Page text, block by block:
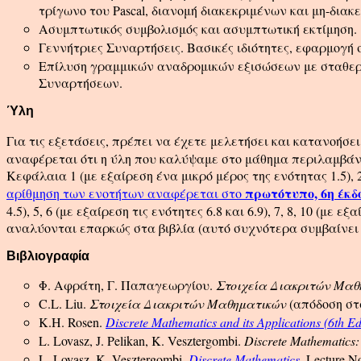
τρίγωνο του Pascal, διανομή διακεκριμένων και μη-
Ασυμπτωτικός συμβολισμός και ασυμπτωτική εκτίμηση.
Γεννήτριες Συναρτήσεις. Βασικές ιδιότητες,
Επίλυση γραμμικών αναδρομικών εξισώσεων με
Συναρτήσεων.
Ύλη
Για τις εξετάσεις, πρέπει να έχετε μελετήσει και
αναφέρεται ότι η ύλη που καλύψαμε στο μάθημα
Κεφάλαια 1 (με εξαίρεση ένα μικρό μέρος της ενότητας 1.5),
αρίθμηση των ενοτήτων αναφέρεται στοπρωτότυπο, 6η
4.5), 5, 6 (με εξαίρεση τις ενότητες 6.8 και 6.9), 7, 8, 10 (με
αναλύονται επαρκώς στα βιβλία (αυτό συχνότερα συμβαίνει
Βιβλιογραφία
Φ. Αφράτη, Γ. Παπαγεωργίου. Στοιχεία Διακριτών
C.L. Liu. Στοιχεία Διακριτών Μαθηματικών(απόδοση
K.H. Rosen. Discrete Mathematics and its Applications (6th
L. Lovasz, J. Pelikan, K. Vesztergombi. Discrete